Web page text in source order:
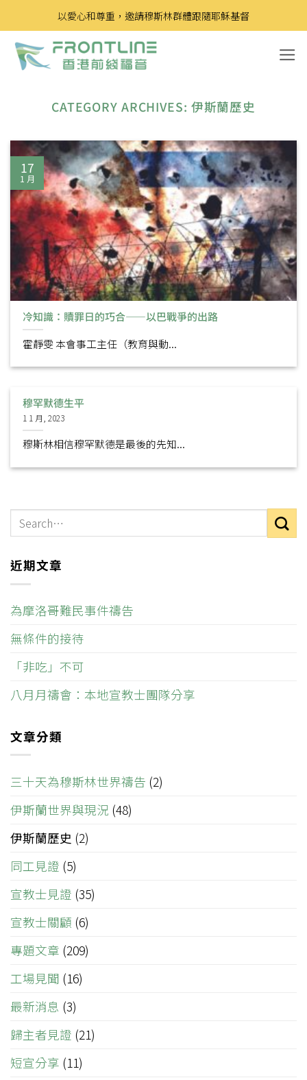
to
content
以愛心和尊重，邀請穆斯林群體跟隨耶穌基督
CATEGORY ARCHIVES: 伊斯蘭歷史
冷知識：贖罪日的巧合——以巴戰爭的出路
霍靜雯 本會事工主任（教育與動...
17
1 月
穆罕默德生平
1 1 月, 2023
穆斯林相信穆罕默德是最後的先知...
近期文章
為摩洛哥難民事件禱告
無條件的接待
「非吃」不可
八月月禱會：本地宣教士團隊分享
文章分類
三十天為穆斯林世界禱告 (2)
伊斯蘭世界與現況 (48)
伊斯蘭歷史 (2)
同工見證 (5)
宣教士見證 (35)
宣教士關顧 (6)
專題文章 (209)
工場見聞 (16)
最新消息 (3)
歸主者見證 (21)
短宣分享 (11)